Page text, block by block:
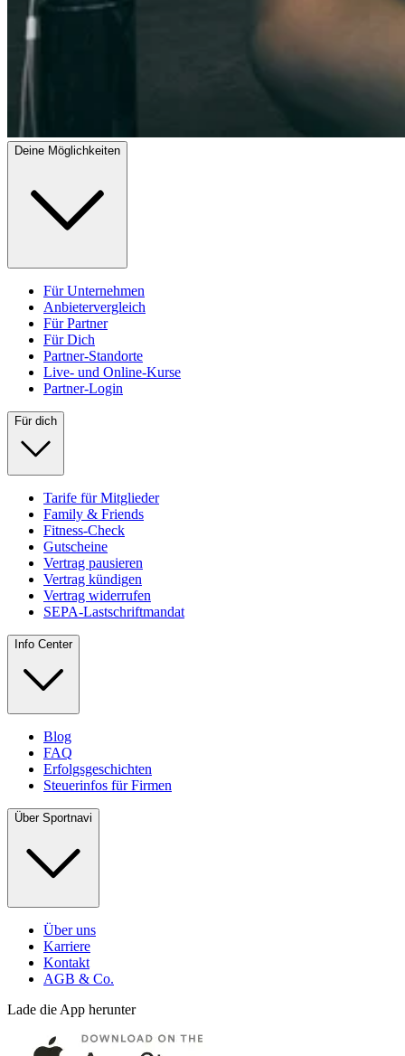
Deine Möglichkeiten
Für Unternehmen
Anbietervergleich
Für Partner
Für Dich
Partner-Standorte
Live- und Online-Kurse
Partner-Login
Für dich
Tarife für Mitglieder
Family & Friends
Fitness-Check
Gutscheine
Vertrag pausieren
Vertrag kündigen
Vertrag widerrufen
SEPA-Lastschriftmandat
Info Center
Blog
FAQ
Erfolgsgeschichten
Steuerinfos für Firmen
Über Sportnavi
Über uns
Karriere
Kontakt
AGB & Co.
Lade die App herunter